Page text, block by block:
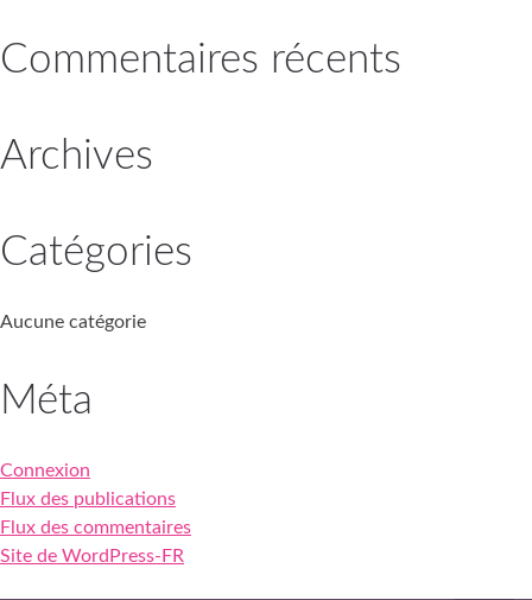
Commentaires récents
Archives
Catégories
Aucune catégorie
Méta
Connexion
Flux des publications
Flux des commentaires
Site de WordPress-FR